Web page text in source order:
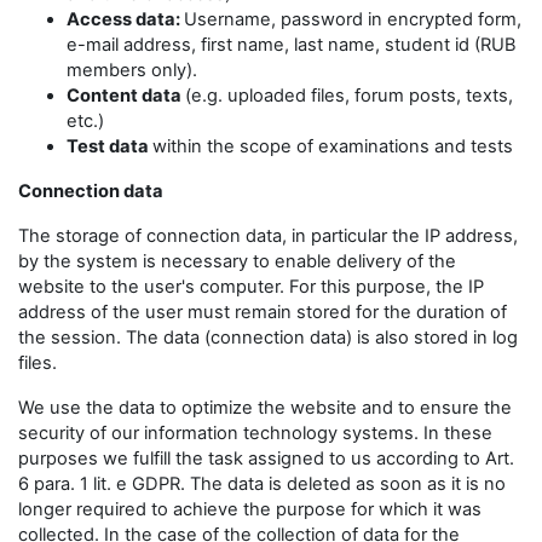
Access data: Username, password in encrypted form,
e-mail address, first name, last name, student id (RUB
members only).
Content data (e.g. uploaded files, forum posts, texts,
etc.)
Test data within the scope of examinations and tests
Connection data
The storage of connection data, in particular the IP address,
by the system is necessary to enable delivery of the
website to the user's computer. For this purpose, the IP
address of the user must remain stored for the duration of
the session. The data (connection data) is also stored in log
files.
We use the data to optimize the website and to ensure the
security of our information technology systems. In these
purposes we fulfill the task assigned to us according to Art.
6 para. 1 lit. e GDPR. The data is deleted as soon as it is no
longer required to achieve the purpose for which it was
collected. In the case of the collection of data for the